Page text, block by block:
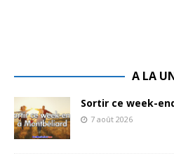
A LA
Sortir ce week-
7 août 2026